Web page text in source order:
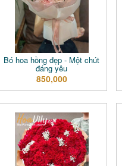
Bó hoa hồng đẹp - Một chút
đáng yêu
850,000